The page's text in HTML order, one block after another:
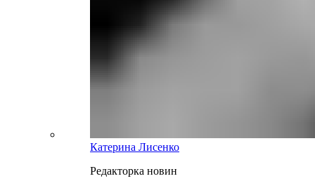
Катерина Лисенко
Редакторка новин